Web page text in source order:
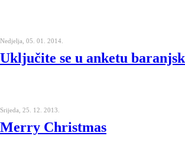
Nedjelja, 05. 01. 2014.
Uključite se u anketu
Srijeda, 25. 12. 2013.
Merry Christmas